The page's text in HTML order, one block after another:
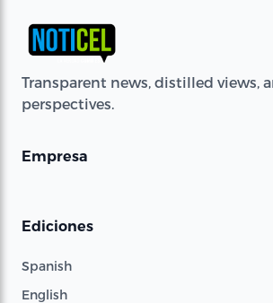
Transparent news, distilled views,
perspectives.
Empresa
Ediciones
Spanish
English